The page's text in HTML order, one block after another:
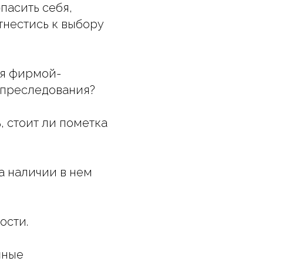
себя,
к выбору
фирмой-
стоит ли пометка
наличии в нем